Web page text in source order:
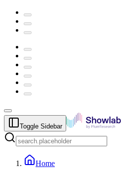
Toggle Sidebar
Home